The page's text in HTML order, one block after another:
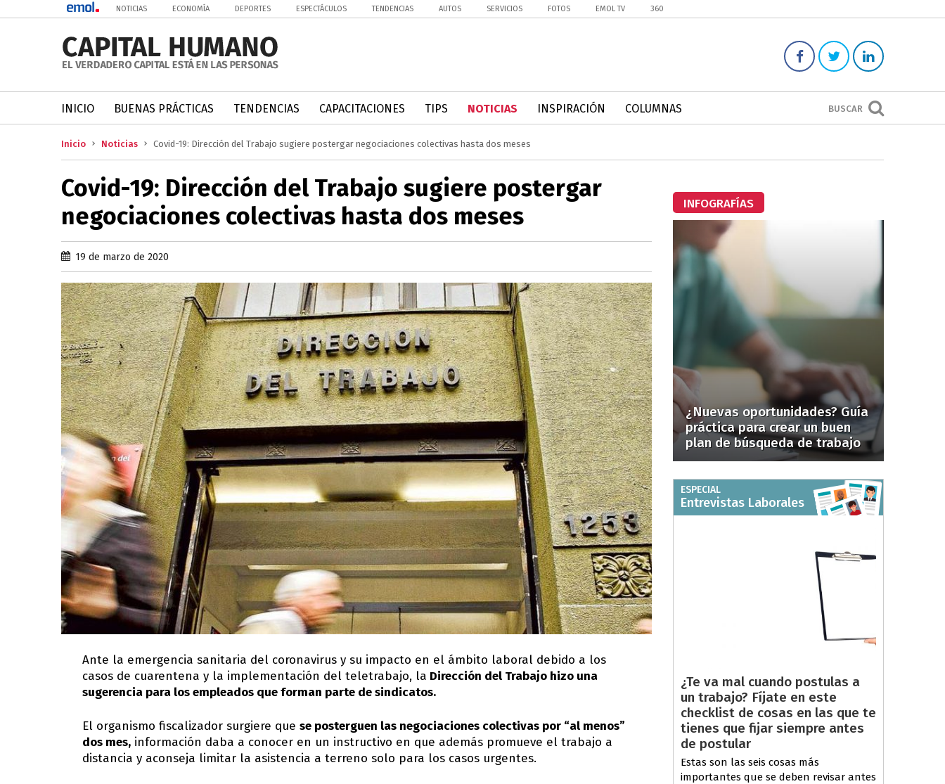
NOTICIAS ECONOMÍA DEPORTES ESPECTÁCULOS TENDENCIAS AUTOS SERVICIOS FOTOS EMOL TV 360
BUSCAR
INICIO BUENAS PRÁCTICAS TENDENCIAS CAPACITACIONES TIPS NOTICIAS INSPIRACIÓN COLUMNAS
Inicio Noticias Covid-19: Dirección del Trabajo sugiere postergar negociaciones colectivas hasta dos meses
Covid-19: Dirección del Trabajo sugiere postergar
negociaciones colectivas hasta dos meses
19 de marzo de 2020
Ante la emergencia sanitaria del coronavirus y su impacto en el ámbito laboral debido a los
casos de cuarentena y la implementación del teletrabajo, la Dirección del Trabajo hizo una
sugerencia para los empleados que forman parte de sindicatos.
El organismo fiscalizador surgiere que se posterguen las negociaciones colectivas por “al menos”
dos mes, información daba a conocer en un instructivo en que además promueve el trabajo a
distancia y aconseja limitar la asistencia a terreno solo para los casos urgentes.
INFOGRAFÍAS
¿Nuevas oportunidades? Guía
práctica para crear un buen
plan de búsqueda de trabajo
ESPECIAL
Entrevistas Laborales
¿Te va mal cuando postulas a
un trabajo? Fíjate en este
checklist de cosas en las que te
tienes que fijar siempre antes
de postular
Estas son las seis cosas más
importantes que se deben revisar antes